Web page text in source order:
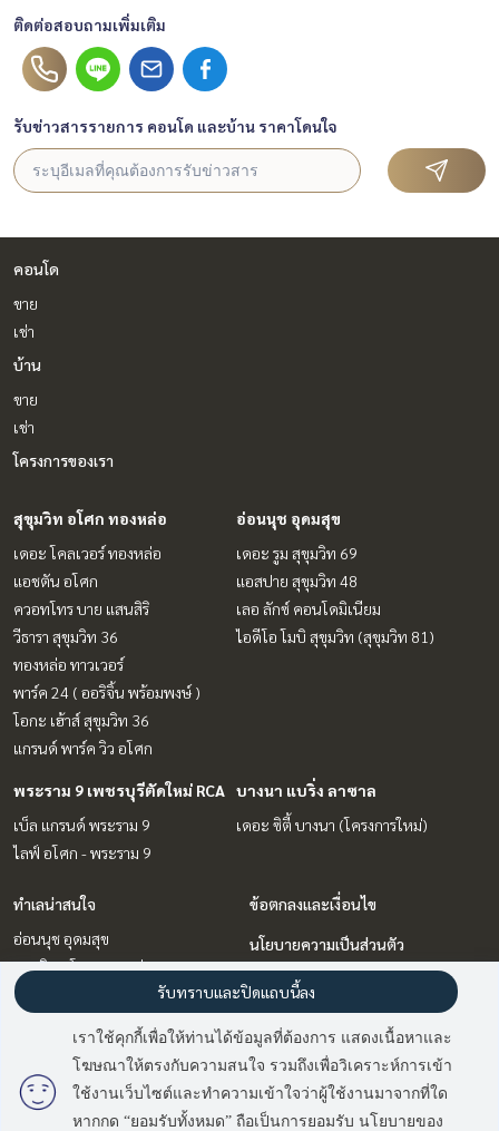
ติดต่อสอบถามเพิ่มเติม
รับข่าวสารรายการ คอนโด และบ้าน ราคาโดนใจ
คอนโด
ขาย
เช่า
บ้าน
ขาย
เช่า
โครงการของเรา
สุขุมวิท อโศก ทองหล่อ
เดอะ โคลเวอร์ ทองหล่อ
แอชตัน อโศก
ควอทโทร บาย แสนสิริ
วีธารา สุขุมวิท 36
ทองหล่อ ทาวเวอร์
พาร์ค 24 ( ออริจิ้น พร้อมพงษ์ )
โอกะ เฮ้าส์ สุขุมวิท 36
แกรนด์ พาร์ค วิว อโศก
อ่อนนุช อุดมสุข
เดอะ รูม สุขุมวิท 69
แอสปาย สุขุมวิท 48
เลอ ลักซ์ คอนโดมิเนียม
ไอดีโอ โมบิ สุขุมวิท (สุขุมวิท 81)
พระราม 9 เพชรบุรีตัดใหม่ RCA
เบ็ล แกรนด์ พระราม 9
ไลฟ์ อโศก - พระราม 9
บางนา แบริ่ง ลาซาล
เดอะ ซิตี้ บางนา (โครงการใหม่)
ทำเลน่าสนใจ
อ่อนนุช อุดมสุข
สุขุมวิท อโศก ทองหล่อ
บางนา แบริ่ง ลาซาล
ข้อตกลงและเงื่อนไข
นโยบายความเป็นส่วนตัว
เกี่ยวกับเรา
วิธีการฝากขาย-เช่า
ติดต่อ
เราใช้คุกกี้เพื่อให้ท่านได้ข้อมูลที่ต้องการ แสดงเนื้อหาและ
โฆษณาให้ตรงกับความสนใจ รวมถึงเพื่อวิเคราะห์การเข้า
ใช้งานเว็บไซต์และทำความเข้าใจว่าผู้ใช้งานมาจากที่ใด
หากกด “ยอมรับทั้งหมด” ถือเป็นการยอมรับ นโยบายของ
รับทราบและปิดแถบนี้ลง